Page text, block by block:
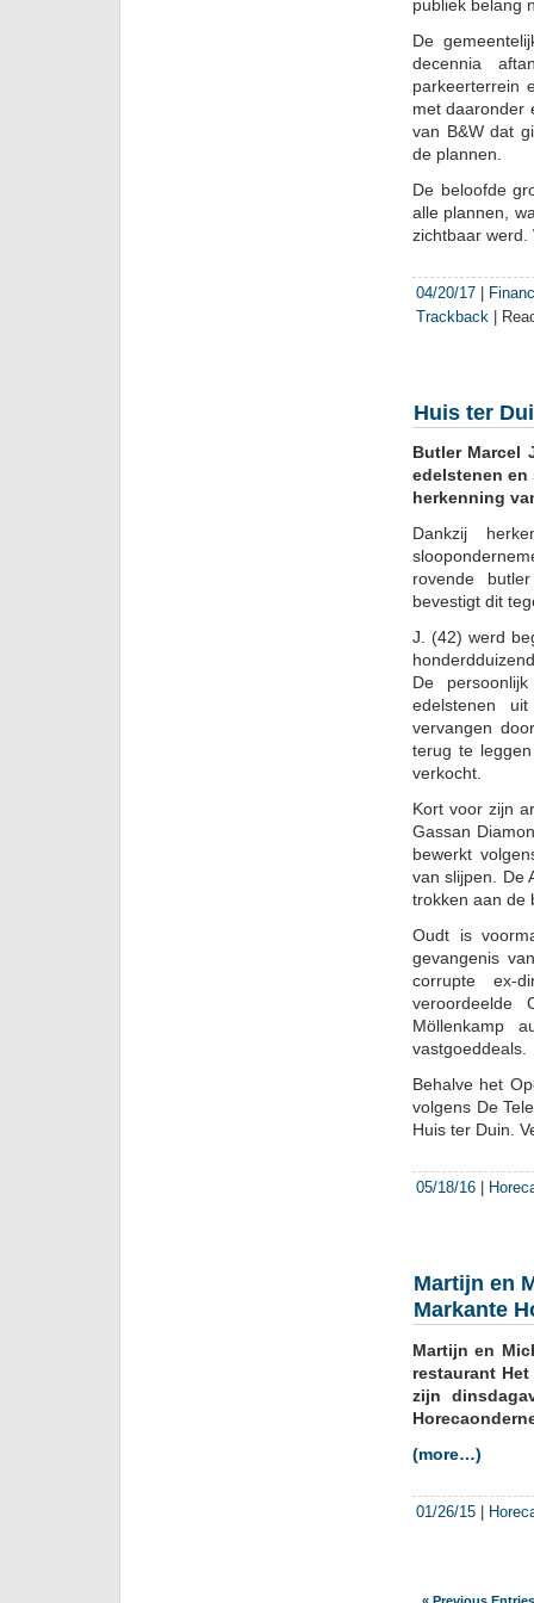
publiek belang
De
decennia
parkeerterrein
met daaronder
van B&W dat
de plannen.
De beloofde
alle plannen,
zichtbaar werd.
04/20/17
Trackback
Huis ter
Butler Marcel
edelstenen en
herkenning
Dankzij
rovende
bevestigt dit
J. (42) werd
De
edelstenen
vervangen
terug te
verkocht.
Kort voor zijn
Gassan
bewerkt
van slijpen. De
trokken aan de
Oudt is
gevangenis
corrupte ex-
Möllenkamp
vastgoeddeals.
Behalve het
volgens De
Huis ter Duin.
05/18/16
Martijn en
Markante
Martijn en
restaurant
zijn
(more…)
01/26/15